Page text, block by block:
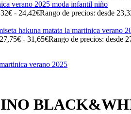
€ - 24,42€Rango de precios: desde
27,75€ - 31,65€Rango de precios: desde